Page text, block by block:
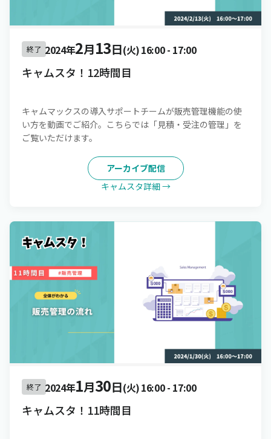
終了 2024年2月13日(火)16:00- 17:00
キャムスタ！12時間目
キャムマックスの導入サポートチームが販売管理機能の使
い方を動画でご紹介。こちらでは「見積・受注の管理」を
ご覧いただけます。
アーカイブ配信
キャムスタ詳細 →
終了 2024年1月30日(火)16:00- 17:00
キャムスタ！11時間目